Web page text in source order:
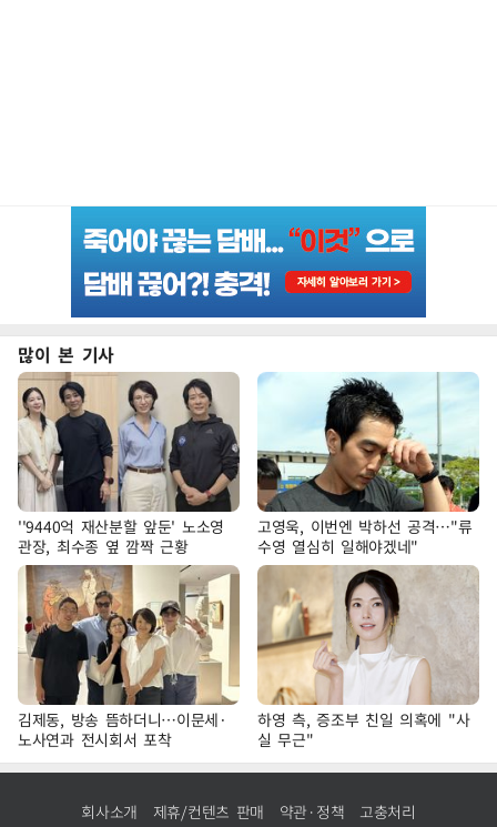
많이 본 기사
''9440억 재산분할 앞둔' 노소영
관장, 최수종 옆 깜짝 근황
고영욱, 이번엔 박하선 공격…"류
수영 열심히 일해야겠네"
김제동, 방송 뜸하더니…이문세·
노사연과 전시회서 포착
하영 측, 증조부 친일 의혹에 "사
실 무근"
회사소개 제휴/컨텐츠 판매 약관·정책 고충처리